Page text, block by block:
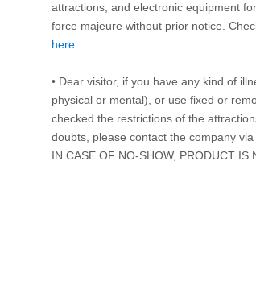
attractions, and electronic equipment
force majeure without prior notice.
here.
• Dear visitor, if you have any kind of
physical or mental), or use fixed or
checked the restrictions of the
doubts, please contact the company
IN CASE OF NO-SHOW, PRODUCT IS